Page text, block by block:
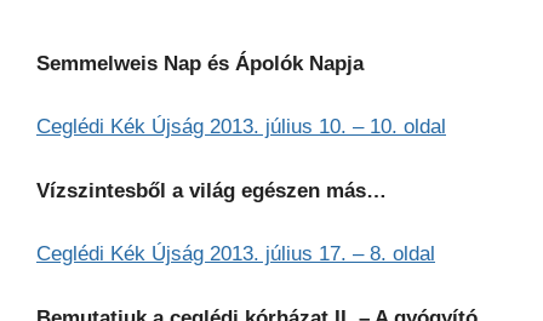
Semmelweis Nap és Ápolók Napja
Ceglédi Kék Újság 2013. július 10. – 10. oldal
Vízszintesből a világ egészen más…
Ceglédi Kék Újság 2013. július 17. – 8. oldal